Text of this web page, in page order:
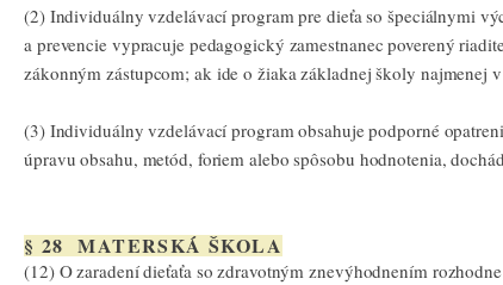
(2) Individuálny vzdelávací program pre dieťa so špeciálnymi
a prevencie vypracuje pedagogický zamestnanec poverený
zákonným zástupcom; ak ide o žiaka základnej školy
(3) Individuálny vzdelávací program obsahuje podporné
úpravu obsahu, metód, foriem alebo spôsobu hodnotenia,
§ 28 MATERSKÁ ŠKOLA
(12) O zaradení dieťaťa so zdravotným znevýhodnením